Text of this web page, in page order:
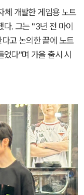
체 개발한 게임용 노트
다. 그는 "3년 전 마이
고 논의한 끝에 노트
었다"며 가을 출시 시